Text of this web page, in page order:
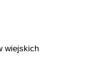
wiejskich